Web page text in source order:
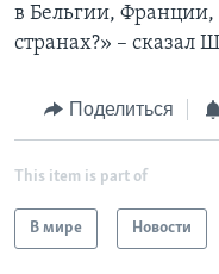
в Бельгии, Франции,
странах?» – сказал
Поделиться
This item is part of
В мире Новости